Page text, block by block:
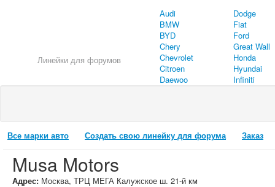
Линейки для форумов
Audi
BMW
BYD
Chery
Chevrolet
Citroen
Daewoo
Dodge
Fiat
Ford
Great Wall
Honda
Hyundai
Infiniti
Все марки авто Создать свою линейку для форума Заказ
Musa Motors
Адрес: Москва, ТРЦ МЕГА Калужское ш. 21-й км